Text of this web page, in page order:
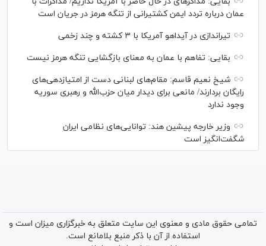
عمان درباره تردد ایمن کشتیرانی از تنگه هرمز در جریان است
تیراندازی در آیداهو آمریکا با ۳ کشته و چند زخمی
بقایی: تفاهم با عمان به معنای بازگشایی تنگه هرمز نیست
شیخ نعیم قاسم: مقام‌های لبنانی دست از امتیازدهی‌های
رایگان بردارند/ مانعی برای دیدار میان حزب‌الله و رهبری سوریه
وجود ندارد
وزیر خارجه پیشین هند: توانایی‌های نظامی ایران
شگفت‌انگیز است
تمامی حقوق مادی و معنوی این سایت متعلق به خبرگزاری میزان است و
استفاده از آن با ذکر منبع بلامانع است.